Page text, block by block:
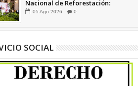
Nacional de Reforestación:
presidenta Sheinbaum +Video
05 Ago 2026 0
SOCIAL